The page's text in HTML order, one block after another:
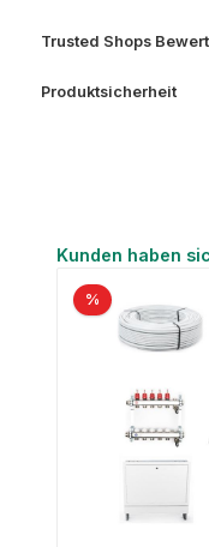
Trusted Shops
Produktsicherheit
Produktgalerie
Kunden haben
%